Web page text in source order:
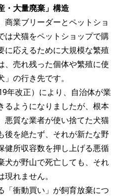
・大量廃棄」構造
商業ブリーダーとペットショ
は犬猫をペットショップで購
に応えるために大規模な繁殖
、売れ残った個体や繁殖に使
の行き先です。
年改正）により、自治体が業
るようになりましたが、根本
悪質な業者が使い捨てた犬猫
後を絶たず、それが新たな野
健所収容数を押し上げる悪循
犬が野山で死亡しても、それ
れません。
「衝動買い」が飼育放棄につ